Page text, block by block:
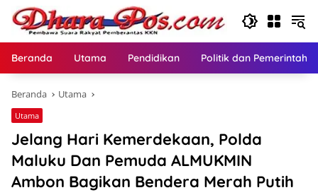
Langsung
konten
Beranda Utama Pendidikan Politik dan
Beranda Utama
Utama
Jelang Hari Kemerdekaan, Polda
Maluku Dan Pemuda ALMUKMIN
Ambon Bagikan Bendera Merah Putih